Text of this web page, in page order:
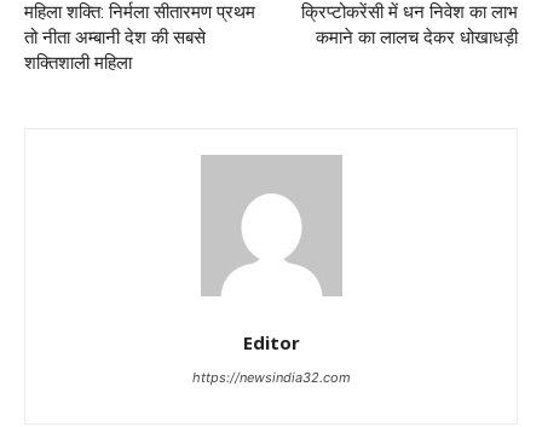
महिला शक्ति: निर्मला सीतारमण प्रथम
तो नीता अम्बानी देश की सबसे
शक्तिशाली महिला
क्रिप्टोकरेंसी में धन निवेश का लाभ
कमाने का लालच देकर धोखाधड़ी
Editor
https://newsindia32.com